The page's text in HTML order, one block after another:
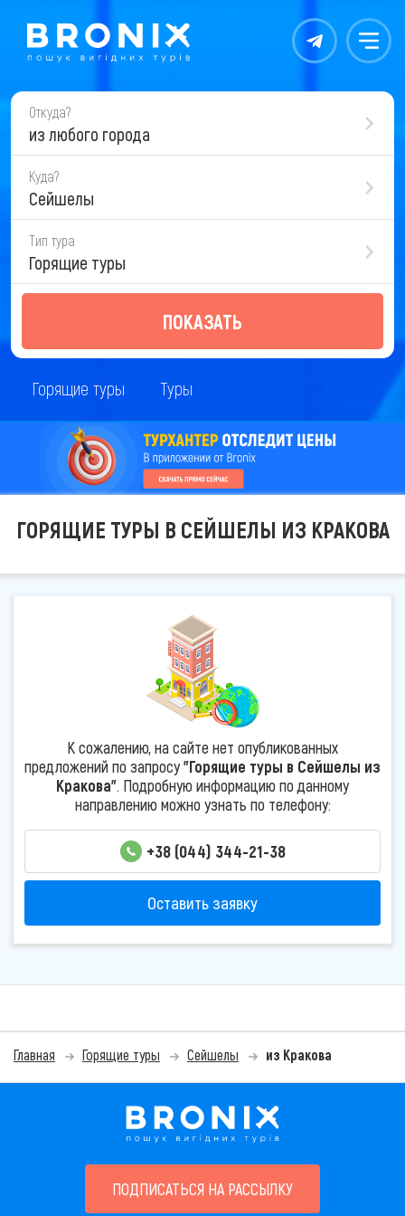
Контакты Меню
Откуда?
из любого города
Куда?
Сейшелы
Тип тура
Горящие туры
ПОКАЗАТЬ
Горящие туры Туры
ГОРЯЩИЕ ТУРЫ В СЕЙШЕЛЫ ИЗ КРАКОВА
К сожалению, на сайте нет опубликованных
предложений по запросу"Горящие туры в Сейшелы из
Кракова". Подробную информацию по данному
направлению можно узнать по телефону:
+38 (044) 344-21-38
Оставить заявку
Главная Горящие туры Сейшелы из Кракова
ПОДПИСАТЬСЯ НА РАССЫЛКУ